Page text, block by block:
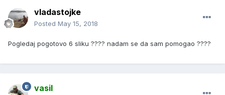
vladastojke
Posted May 15, 2018
Pogledaj pogotovo 6 sliku ???? nadam se da sam pomogao ????
vasil